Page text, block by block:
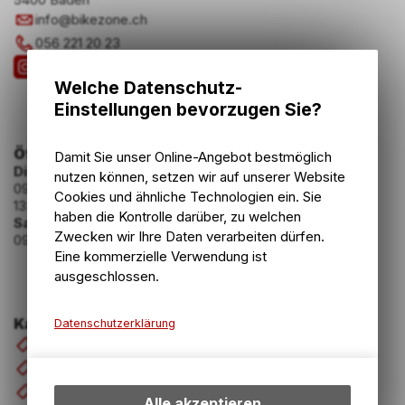
info@bikezone.ch
056 221 20 23
Kategorien
Zubehör
Öffnungszeiten
Dienstag - Freitag
09:00 - 12:00 Uhr
13:30 - 18:30 Uhr
Samstag
09:00 - 16:00 Uhr
Welche Datenschutz-
Einstellungen bevorzugen Sie?
Damit Sie unser Online-Angebot bestmöglich
nutzen können, setzen wir auf unserer Website
Cookies und ähnliche Technologien ein. Sie
haben die Kontrolle darüber, zu welchen
Zwecken wir Ihre Daten verarbeiten dürfen.
Eine kommerzielle Verwendung ist
ausgeschlossen.
Datenschutzerklärung
bestimmte Interaktionen und